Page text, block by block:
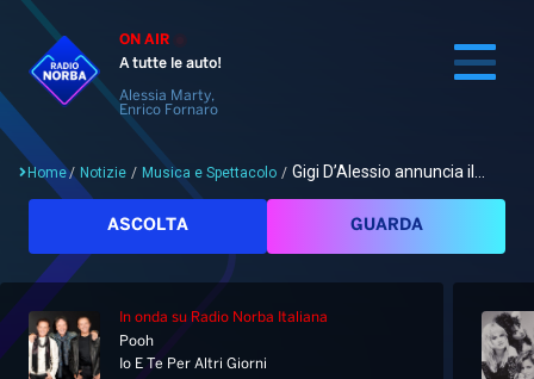
ON AIR
A tutte le auto!
Alessia Marty,
Enrico Fornaro
Cerca
Home
Home/ Notizie / Musica e Spettacolo / Gigi D’Alessio annuncia il...
ASCOLTA GUARDA
In onda su Radio Norba Italiana
Pooh
Io E Te Per Altri Giorni